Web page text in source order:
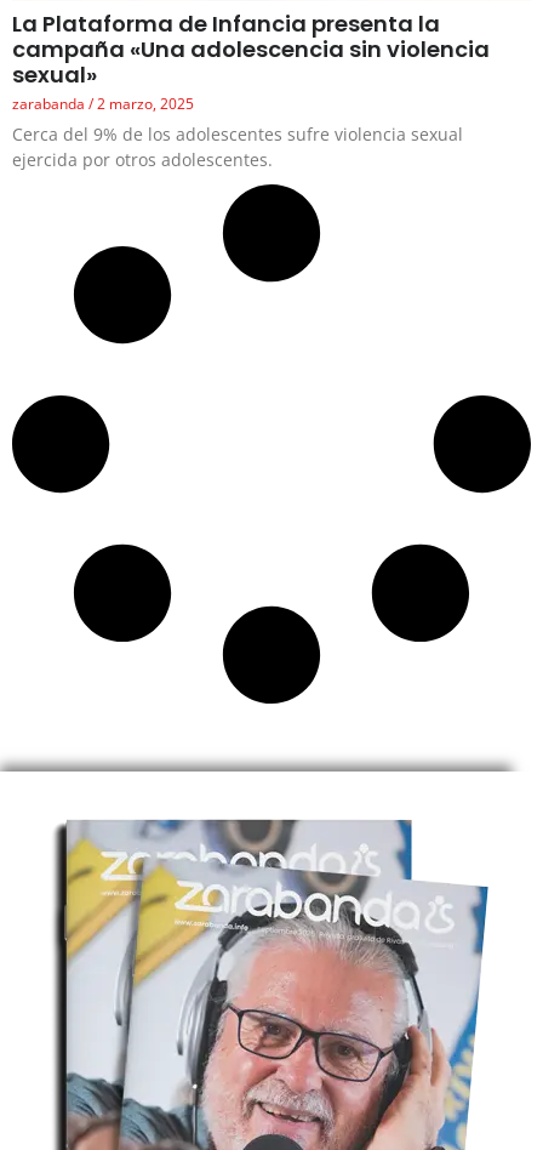
La Plataforma de Infancia presenta la
campaña «Una adolescencia sin violencia
sexual»
zarabanda 2 marzo, 2025
Cerca del 9% de los adolescentes sufre violencia sexual
ejercida por otros adolescentes.